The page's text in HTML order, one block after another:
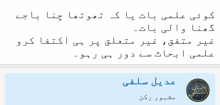
کوئی علمی بات یا کہ تھوتھا چنا باجے
گھنا والی بات۔
غیر متفق، غیر متعلق پر ہی اکتفا کرو
علمی ابحاث سے دور ہی رہو۔
عدیل سلفی
مشہور رکن